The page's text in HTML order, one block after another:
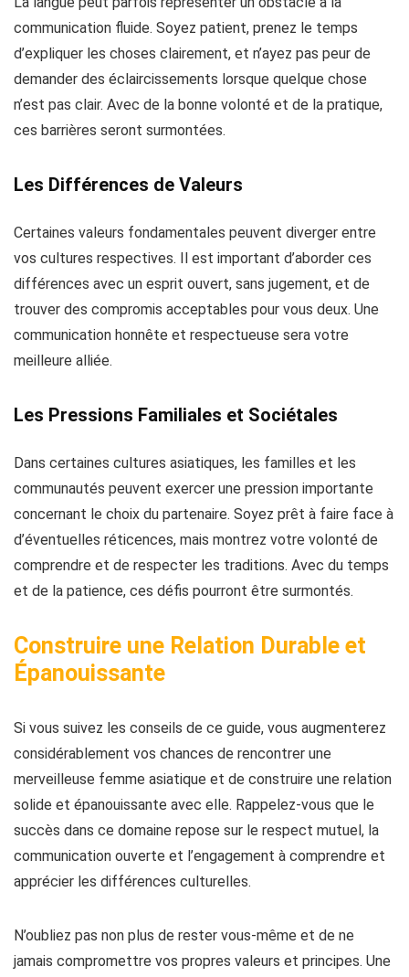
communication fluide. Soyez patient, prenez le temps
d’expliquer les choses clairement, et n’ayez pas peur de
demander des éclaircissements lorsque quelque chose
n’est pas clair. Avec de la bonne volonté et de la pratique,
ces barrières seront surmontées.
Les Différences de Valeurs
Certaines valeurs fondamentales peuvent diverger entre
vos cultures respectives. Il est important d’aborder ces
différences avec un esprit ouvert, sans jugement, et de
trouver des compromis acceptables pour vous deux. Une
communication honnête et respectueuse sera votre
meilleure alliée.
Les Pressions Familiales et Sociétales
Dans certaines cultures asiatiques, les familles et les
communautés peuvent exercer une pression importante
concernant le choix du partenaire. Soyez prêt à faire face à
d’éventuelles réticences, mais montrez votre volonté de
comprendre et de respecter les traditions. Avec du temps
et de la patience, ces défis pourront être surmontés.
Construire une Relation Durable et
Épanouissante
Si vous suivez les conseils de ce guide, vous augmenterez
considérablement vos chances de rencontrer une
merveilleuse femme asiatique et de construire une relation
solide et épanouissante avec elle. Rappelez-vous que le
succès dans ce domaine repose sur le respect mutuel, la
communication ouverte et l’engagement à comprendre et
apprécier les différences culturelles.
N’oubliez pas non plus de rester vous-même et de ne
jamais compromettre vos propres valeurs et principes. Une